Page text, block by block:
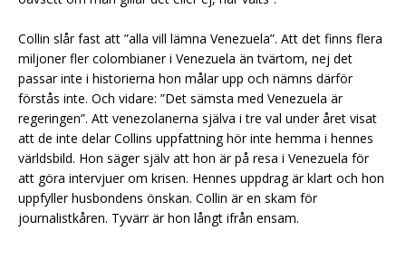
Collin slår fast att ”alla vill lämna Venezuela”. Att det finns flera
miljoner fler colombianer i Venezuela än tvärtom, nej det
passar inte i historierna hon målar upp och nämns därför
förstås inte. Och vidare: ”Det sämsta med Venezuela är
regeringen”. Att venezolanerna själva i tre val under året visat
att de inte delar Collins uppfattning hör inte hemma i hennes
världsbild. Hon säger själv att hon är på resa i Venezuela för
att göra intervjuer om krisen. Hennes uppdrag är klart och hon
uppfyller husbondens önskan. Collin är en skam för
journalistkåren. Tyvärr är hon långt ifrån ensam.